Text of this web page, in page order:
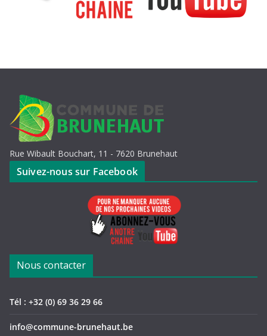
Rue Wibault Bouchart, 11 - 7620 Brunehaut
Suivez-nous sur Facebook
Nous contacter
Tél : +32 (0) 69 36 29 66
info@commune-brunehaut.be